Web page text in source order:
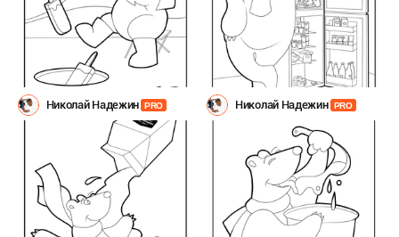
Николай Надежин PRO Николай Надежин PRO